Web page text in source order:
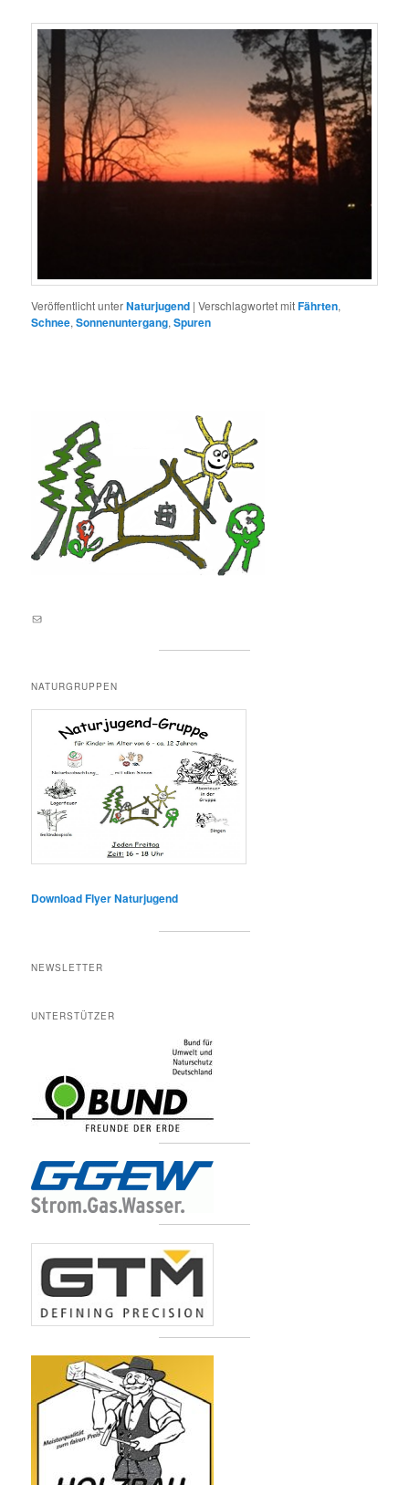
Veröffentlicht unterNaturjugend |Verschlagwortet mitFährten,
Schnee,Sonnenuntergang,Spuren
E-Mail an lernortnatur@yahoo.de
NATURGRUPPEN
Download Flyer Naturjugend
NEWSLETTER
UNTERSTÜTZER